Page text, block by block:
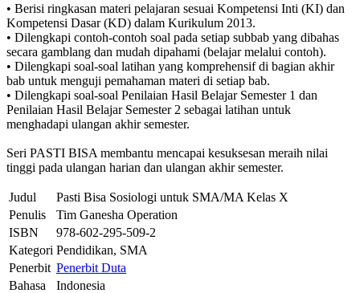
• Berisi ringkasan materi pelajaran sesuai Kompetensi Inti (KI) dan
Kompetensi Dasar (KD) dalam Kurikulum 2013.
• Dilengkapi contoh-contoh soal pada setiap subbab yang dibahas
secara gamblang dan mudah dipahami (belajar melalui contoh).
• Dilengkapi soal-soal latihan yang komprehensif di bagian akhir
bab untuk menguji pemahaman materi di setiap bab.
• Dilengkapi soal-soal Penilaian Hasil Belajar Semester 1 dan
Penilaian Hasil Belajar Semester 2 sebagai latihan untuk
menghadapi ulangan akhir semester.
Seri PASTI BISA membantu mencapai kesuksesan meraih nilai
tinggi pada ulangan harian dan ulangan akhir semester.
Judul
Pasti Bisa Sosiologi untuk SMA/MA Kelas X
Penulis
Tim Ganesha Operation
ISBN
978-602-295-509-2
Kategori Pendidikan, SMA
Penerbit Penerbit Duta
Bahasa
Indonesia